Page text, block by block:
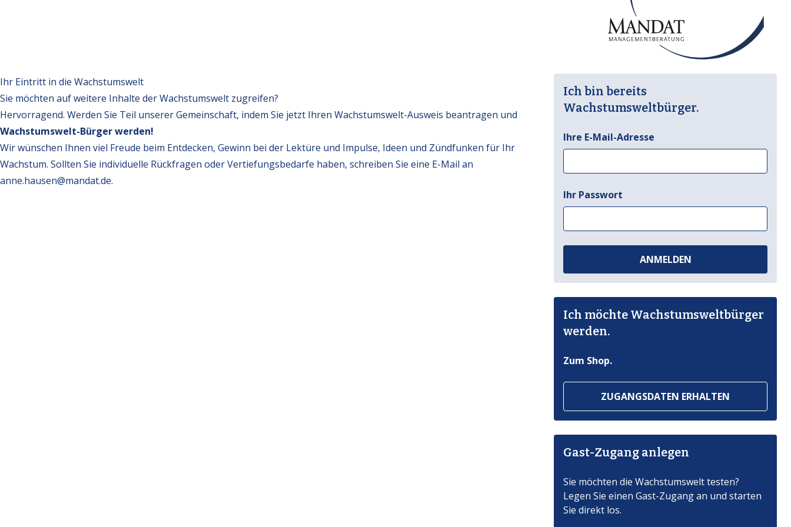
Ihr Eintritt in die Wachstumswelt
Sie möchten auf weitere Inhalte der Wachstumswelt zugreifen?
Hervorragend. Werden Sie Teil unserer Gemeinschaft, indem Sie jetzt Ihren Wachstumswelt-Ausweis beantragen und
Wachstumswelt-Bürger werden!
Wir wünschen Ihnen viel Freude beim Entdecken, Gewinn bei der Lektüre und Impulse, Ideen und Zündfunken für Ihr
Wachstum. Sollten Sie individuelle Rückfragen oder Vertiefungsbedarfe haben, schreiben Sie eine E-Mail an
anne.hausen@mandat.de.
Ich bin bereits
Wachstumsweltbürger.
Ihre E-Mail-Adresse
Ihr Passwort
ANMELDEN
Ich möchte Wachstumsweltbürger
werden.
Zum Shop.
ZUGANGSDATEN ERHALTEN
Gast-Zugang anlegen
Sie möchten die Wachstumswelt testen?
Legen Sie einen Gast-Zugang an und starten
Sie direkt los.